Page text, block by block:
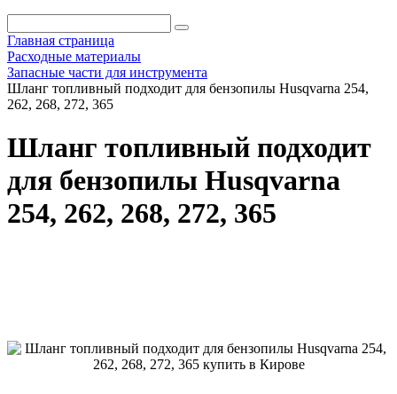
Главная страница
Расходные материалы
Запасные части для инструмента
Шланг топливный подходит для бензопилы Husqvarna 254,
262, 268, 272, 365
Шланг топливный подходит
для бензопилы Husqvarna
254, 262, 268, 272, 365